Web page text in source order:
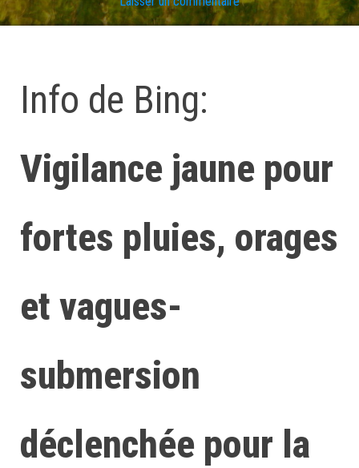
Info de Bing:
Vigilance jaune pour
fortes pluies, orages
et vagues-
submersion
déclenchée pour la